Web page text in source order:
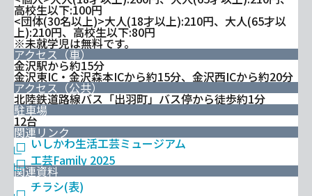
高校生以下:100円
<団体(30名以上)>大人(18才以上):210円、大人(65才以
上):210円、高校生以下:80円
※未就学児は無料です。
アクセス（車）
金沢駅から約15分
金沢東IC・金沢森本ICから約15分、金沢西ICから約20分
アクセス（公共）
北陸鉄道路線バス「出羽町」バス停から徒歩約1分
駐車場
12台
関連リンク
いしかわ生活工芸ミュージアム
工芸Family 2025
関連資料
チラシ(表)